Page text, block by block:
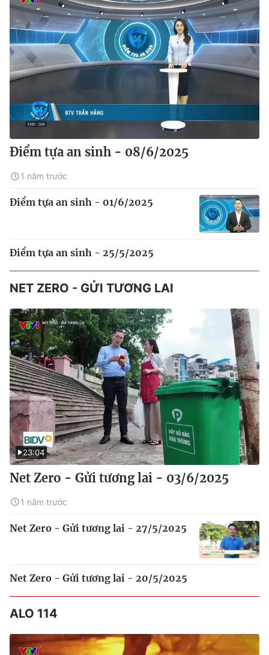
Điểm tựa an sinh - 08/6/2025
1 năm trước
Điểm tựa an sinh - 01/6/2025
Điểm tựa an sinh - 25/5/2025
NET ZERO - GỬI TƯƠNG LAI
23:04
Net Zero - Gửi tương lai - 03/6/2025
1 năm trước
Net Zero - Gửi tương lai - 27/5/2025
Net Zero - Gửi tương lai - 20/5/2025
ALO 114